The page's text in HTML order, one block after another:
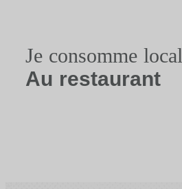
Je consomme local
Au restaurant